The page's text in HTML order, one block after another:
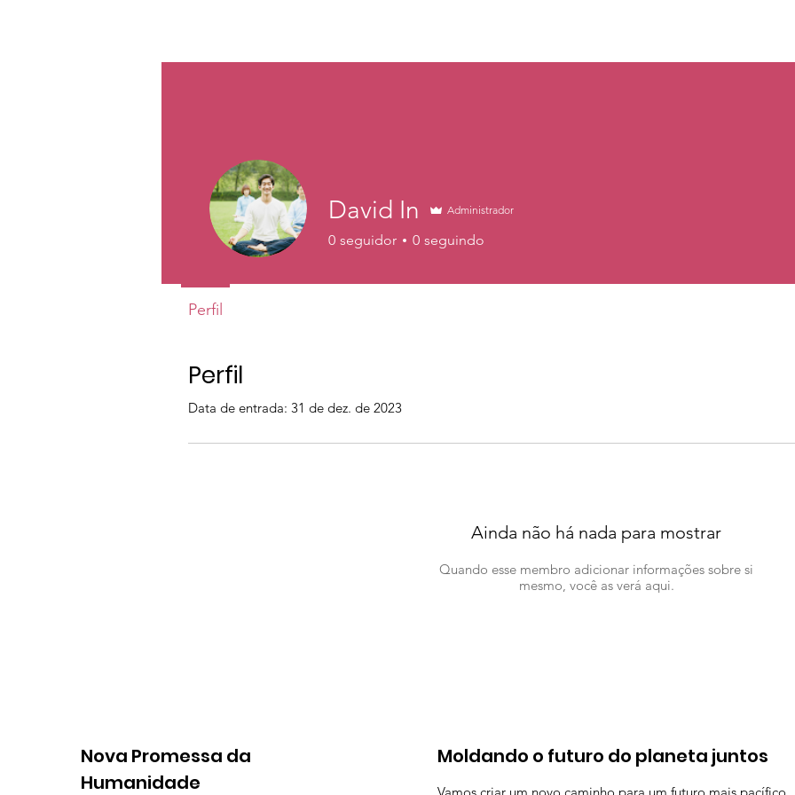
Perfil
Data de entrada: 31 de dez. de 2023
Ainda não há nada para mostrar
Quando esse membro adicionar informações sobre si
mesmo, você as verá aqui.
David In Administrador
0 seguidor 0 seguindo
Perfil
Nova Promessa da
Humanidade
Moldando o futuro do planeta juntos